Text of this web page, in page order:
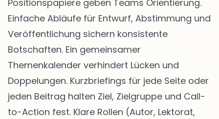
Positionspapiere geben Teams Orientierung.
Einfache Abläufe für Entwurf, Abstimmung und
Veröffentlichung sichern konsistente
Botschaften. Ein gemeinsamer
Themenkalender verhindert Lücken und
Doppelungen. Kurzbriefings für jede Seite oder
jeden Beitrag halten Ziel, Zielgruppe und Call-
to-Action fest. Klare Rollen (Autor, Lektorat,